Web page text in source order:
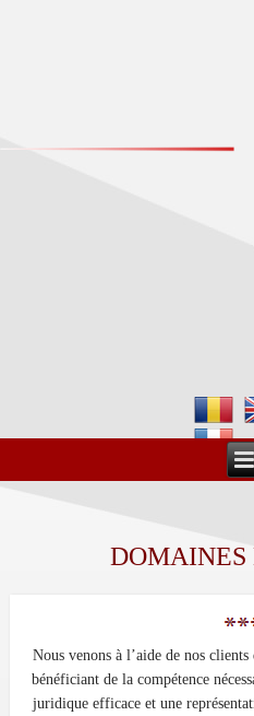
DOMAINES
Nous venons à l’aide de nos
bénéficiant de la compétence
juridique efficace et une